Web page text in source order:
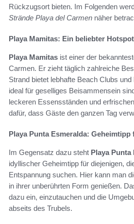
Rückzugsort bieten. Im Folgenden
Strände Playa del Carmen näher
Playa Mamitas: Ein beliebter Hotspot
Playa Mamitas ist einer der
Carmen. Er zieht täglich zahlreiche
Strand bietet lebhafte Beach Clubs
ideal für geselliges Beisammensein
leckeren Essensständen und
dafür, dass Gäste den ganzen Tag
Playa Punta Esmeralda: Geheimtipp
Im Gegensatz dazu steht Playa Punta
idyllischer Geheimtipp für diejenigen,
Entspannung suchen. Hier kann man
in ihrer unberührten Form genießen.
dazu ein, einzutauchen und die
abseits des Trubels.